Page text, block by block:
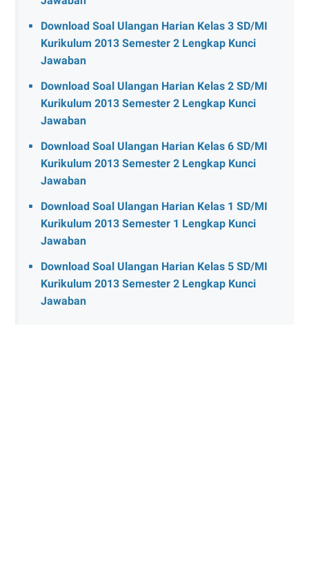
Download Soal Ulangan Harian Kelas 3 SD/MI
Kurikulum 2013 Semester 2 Lengkap Kunci
Jawaban
Download Soal Ulangan Harian Kelas 2 SD/MI
Kurikulum 2013 Semester 2 Lengkap Kunci
Jawaban
Download Soal Ulangan Harian Kelas 6 SD/MI
Kurikulum 2013 Semester 2 Lengkap Kunci
Jawaban
Download Soal Ulangan Harian Kelas 1 SD/MI
Kurikulum 2013 Semester 1 Lengkap Kunci
Jawaban
Download Soal Ulangan Harian Kelas 5 SD/MI
Kurikulum 2013 Semester 2 Lengkap Kunci
Jawaban